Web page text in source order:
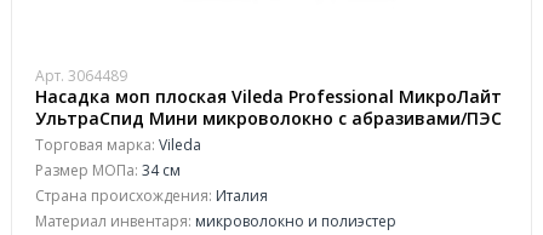
Арт. 3064489
Насадка моп плоская Vileda Professional МикроЛайт
УльтраСпид Мини микроволокно с абразивами/ПЭС
34х14 см белая (арт. производителя 517278)
Торговая марка: Vileda
Размер МОПа: 34 см
Страна происхождения: Италия
Материал инвентаря: микроволокно и полиэстер